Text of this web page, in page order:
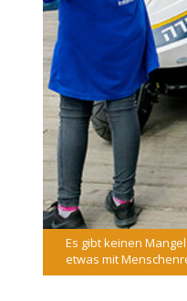
Es gibt keinen
etwas mit